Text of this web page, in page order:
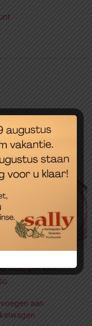
uien, per kilo
aan